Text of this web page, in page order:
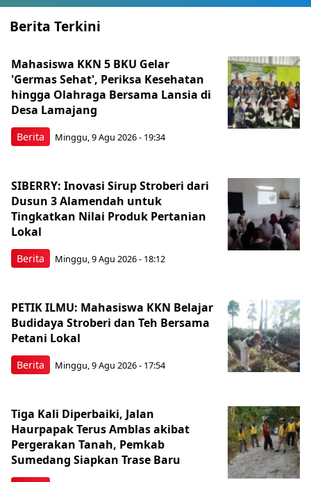
Berita Terkini
Berita
Mahasiswa KKN 5 BKU Gelar
'Germas Sehat', Periksa Kesehatan
hingga Olahraga Bersama Lansia di
Desa Lamajang
Minggu, 9 Agu 2026 - 19:34
Berita
SIBERRY: Inovasi Sirup Stroberi dari
Dusun 3 Alamendah untuk
Tingkatkan Nilai Produk Pertanian
Lokal
Minggu, 9 Agu 2026 - 18:12
Berita
PETIK ILMU: Mahasiswa KKN Belajar
Budidaya Stroberi dan Teh Bersama
Petani Lokal
Minggu, 9 Agu 2026 - 17:54
Tiga Kali Diperbaiki, Jalan
Haurpapak Terus Amblas akibat
Pergerakan Tanah, Pemkab
Sumedang Siapkan Trase Baru